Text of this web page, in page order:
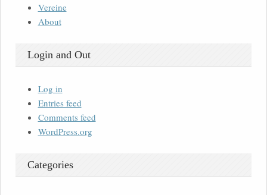
Vereine
About
Login and Out
Log in
Entries feed
Comments feed
WordPress.org
Categories